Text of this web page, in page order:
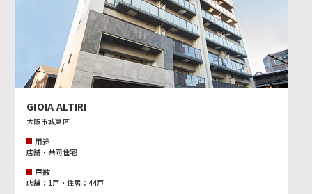
GIOIA ALTIRI
大阪市城東区
用途
店舗・共同住宅
戸数
店舗：1戸・住居：44戸